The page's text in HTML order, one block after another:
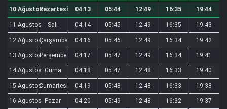
10 AğustosPazartesi 04:13 05:44 12:49 16:35 19:44
11 Ağustos Salı 04:14 05:45 12:49 16:35 19:43
12 AğustosÇarşamba 04:16 05:46 12:49 16:34 19:42
13 AğustosPerşembe 04:17 05:47 12:49 16:34 19:41
14 Ağustos Cuma 04:18 05:47 12:48 16:33 19:40
15 AğustosCumartesi 04:19 05:48 12:48 16:33 19:38
16 Ağustos Pazar 04:20 05:49 12:48 16:32 19:37